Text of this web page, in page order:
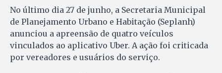
No último dia 27 de junho, a Secretaria Municipal
de Planejamento Urbano e Habitação (Seplanh)
anunciou a apreensão de quatro veículos
vinculados ao aplicativo Uber. A ação foi criticada
por vereadores e usuários do serviço.